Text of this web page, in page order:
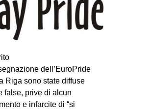
SPORT POPOLARE
MOVIMENTI
ANTIFASCISMO
DIRITTO ALL’ABITARE
dell’EuroPride
Riga sono state diffuse
false, prive di alcun
e infarcite di “si